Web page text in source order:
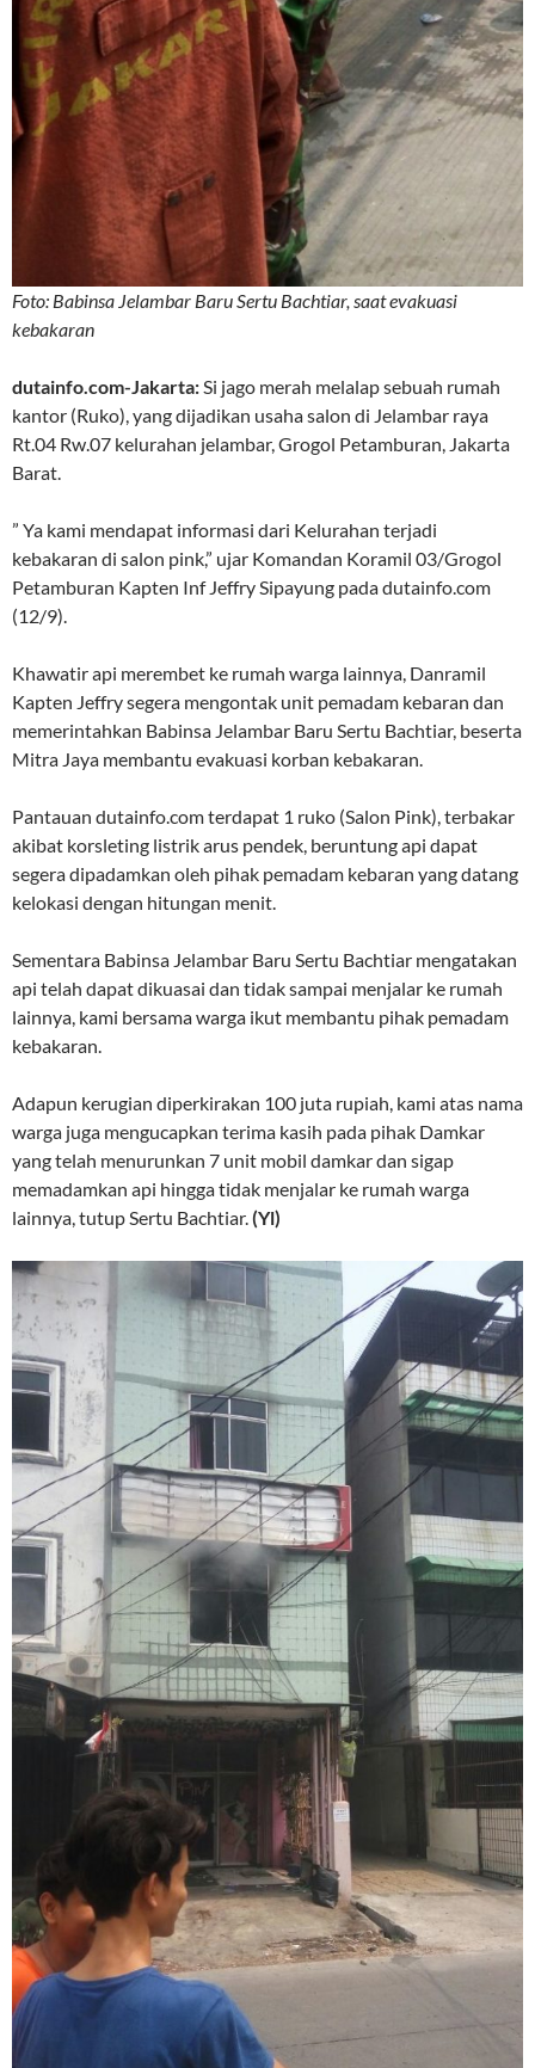
Foto: Babinsa Jelambar Baru Sertu Bachtiar, saat evakuasi
kebakaran
dutainfo.com-Jakarta: Si jago merah melalap sebuah rumah
kantor (Ruko), yang dijadikan usaha salon di Jelambar raya
Rt.04 Rw.07 kelurahan jelambar, Grogol Petamburan, Jakarta
Barat.
” Ya kami mendapat informasi dari Kelurahan terjadi
kebakaran di salon pink,” ujar Komandan Koramil 03/Grogol
Petamburan Kapten Inf Jeffry Sipayung pada dutainfo.com
(12/9).
Khawatir api merembet ke rumah warga lainnya, Danramil
Kapten Jeffry segera mengontak unit pemadam kebaran dan
memerintahkan Babinsa Jelambar Baru Sertu Bachtiar, beserta
Mitra Jaya membantu evakuasi korban kebakaran.
Pantauan dutainfo.com terdapat 1 ruko (Salon Pink), terbakar
akibat korsleting listrik arus pendek, beruntung api dapat
segera dipadamkan oleh pihak pemadam kebaran yang datang
kelokasi dengan hitungan menit.
Sementara Babinsa Jelambar Baru Sertu Bachtiar mengatakan
api telah dapat dikuasai dan tidak sampai menjalar ke rumah
lainnya, kami bersama warga ikut membantu pihak pemadam
kebakaran.
Adapun kerugian diperkirakan 100 juta rupiah, kami atas nama
warga juga mengucapkan terima kasih pada pihak Damkar
yang telah menurunkan 7 unit mobil damkar dan sigap
memadamkan api hingga tidak menjalar ke rumah warga
lainnya, tutup Sertu Bachtiar. (Yl)